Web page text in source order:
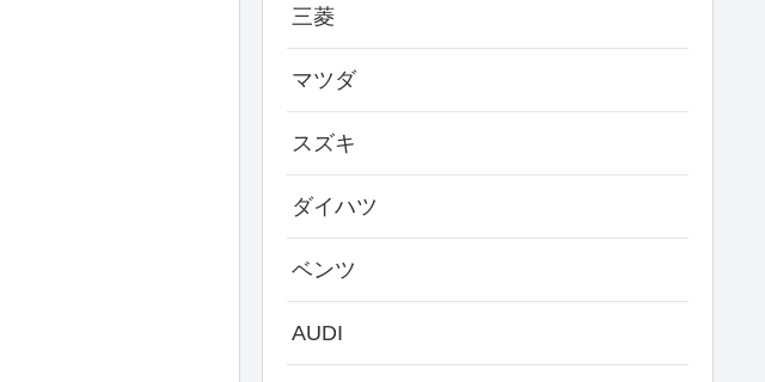
三菱
マツダ
スズキ
ダイハツ
ベンツ
AUDI